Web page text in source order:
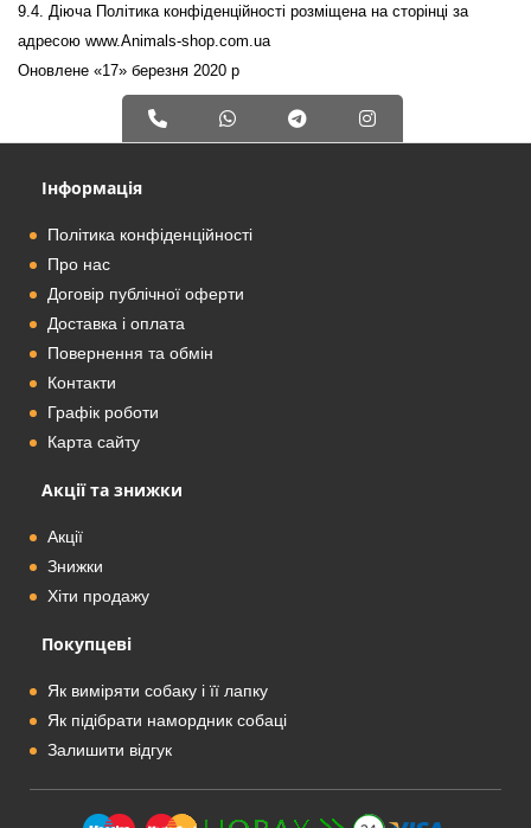
9.4. Діюча Політика конфіденційності розміщена на сторінці за
адресою www.Animals-shop.com.ua
Оновлене «17» березня 2020 р
Інформація
Політика конфіденційності
Про нас
Договір публічної оферти
Доставка і оплата
Повернення та обмін
Контакти
Графік роботи
Карта сайту
Акції та знижки
Акції
Знижки
Хіти продажу
Покупцеві
Як виміряти собаку і її лапку
Як підібрати намордник собаці
Залишити відгук